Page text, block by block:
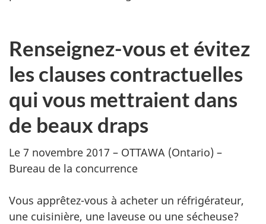
Renseignez-vous et évitez
les clauses contractuelles
qui vous mettraient dans
de beaux draps
Le 7 novembre 2017 – OTTAWA (Ontario) –
Bureau de la concurrence
Vous apprêtez-vous à acheter un réfrigérateur,
une cuisinière, une laveuse ou une sécheuse?